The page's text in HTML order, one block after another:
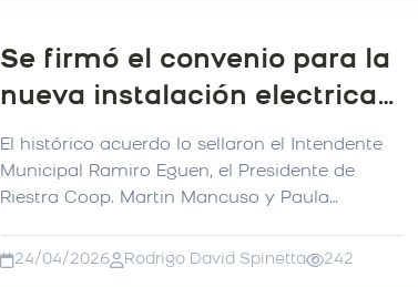
Se firmó el convenio para la
nueva instalación electrica
del San Roque
El histórico acuerdo lo sellaron el Intendente
Municipal Ramiro Eguen, el Presidente de
Riestra Coop. Martin Mancuso y Paula
24/04/2026 Rodrigo David Spinetta 242